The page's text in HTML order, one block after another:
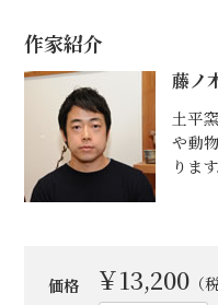
作家紹介
藤ノ
土平
や動
ります
価格 ￥13,200 （